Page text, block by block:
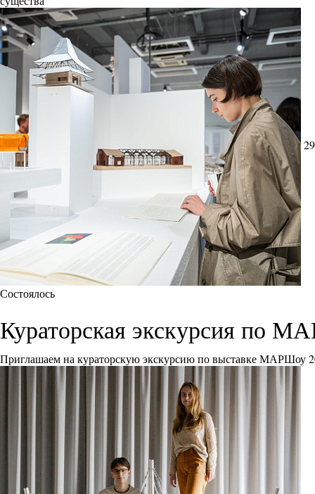
Состоялось
Кураторская экскурсия по
Приглашаем на кураторскую экскурсию по выставке МАРШоу